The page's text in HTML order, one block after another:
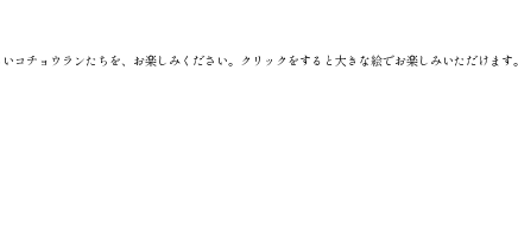
コチョウランたちを、お楽しみください。クリックをすると大きな絵でお楽しみいただけます